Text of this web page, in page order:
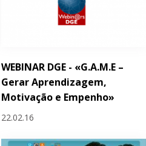
WEBINAR DGE - «G.A.M.E –
Gerar Aprendizagem,
Motivação e Empenho»
22.02.16